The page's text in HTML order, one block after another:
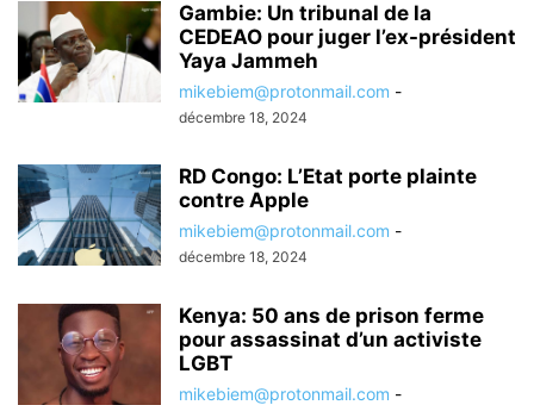
Gambie: Un tribunal de la
CEDEAO pour juger l’ex-président
Yaya Jammeh
mikebiem@protonmail.com -
décembre 18, 2024
RD Congo: L’Etat porte plainte
contre Apple
mikebiem@protonmail.com -
décembre 18, 2024
Kenya: 50 ans de prison ferme
pour assassinat d’un activiste
LGBT
mikebiem@protonmail.com -